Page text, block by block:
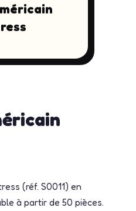
(réf. S0011) en
à partir de 50 pièces.